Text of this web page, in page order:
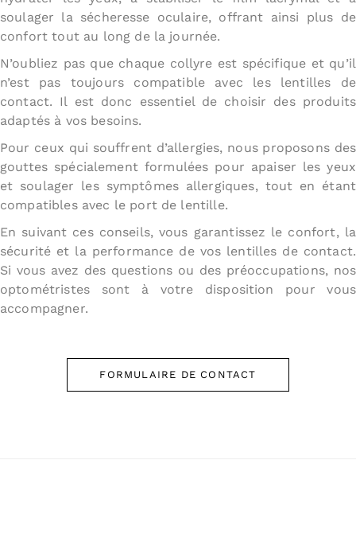
soulager la sécheresse oculaire, offrant ainsi plus de
confort tout au long de la journée.
N’oubliez pas que chaque collyre est spécifique et qu’il
n’est pas toujours compatible avec les lentilles de
contact. Il est donc essentiel de choisir des produits
adaptés à vos besoins.
Pour ceux qui souffrent d’allergies, nous proposons des
gouttes spécialement formulées pour apaiser les yeux
et soulager les symptômes allergiques, tout en étant
compatibles avec le port de lentille.
En suivant ces conseils, vous garantissez le confort, la
sécurité et la performance de vos lentilles de contact.
Si vous avez des questions ou des préoccupations, nos
optométristes sont à votre disposition pour vous
accompagner.
FORMULAIRE DE CONTACT